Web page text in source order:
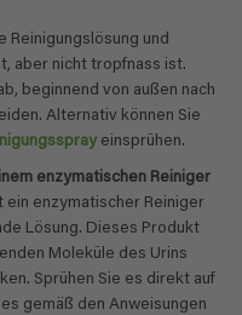
Reinigungslösung und
aber nicht tropfnass ist.
beginnend von außen nach
Alternativ können Sie
einsprühen.
enzymatischen Reiniger
ein enzymatischer Reiniger
Lösung. Dieses Produkt
Moleküle des Urins
Sprühen Sie es direkt auf
gemäß den Anweisungen